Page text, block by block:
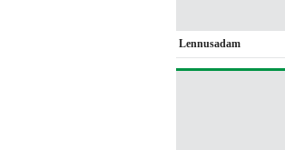
Lennusadam